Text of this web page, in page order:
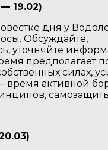
19.02)
дня у
Обсуждайте,
уточняйте
предполагает
силах,
время активной